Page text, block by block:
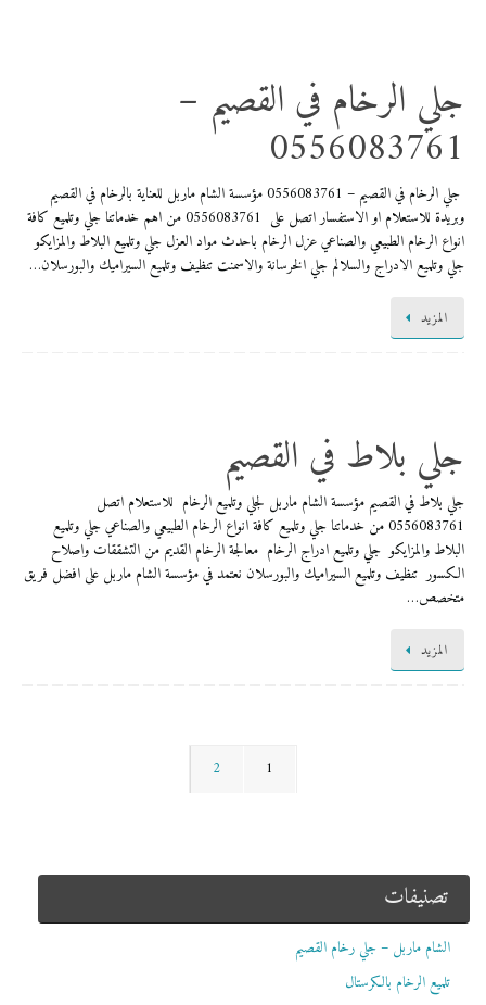
جلي الرخام في القصيم –
0556083761
جلي الرخام في القصيم – 0556083761 مؤسسة الشام ماربل للعناية بالرخام في القصيم
وبريدة للاستعلام او الاستفسار اتصل على 0556083761 من اهم خدماتنا جلي وتلميع كافة
انواع الرخام الطبيعي والصناعي عزل الرخام باحدث مواد العزل جلي وتلميع البلاط والمزايكو
جلي وتلميع الادراج والسلالم جلي الخرسانة والاسمنت تنظيف وتلميع السيراميك والبورسلان…
المزيد
جلي بلاط في القصيم
جلي بلاط في القصيم مؤسسة الشام ماربل لجلي وتلميع الرخام للاستعلام اتصل
0556083761 من خدماتنا جلي وتلميع كافة انواع الرخام الطبيعي والصناعي جلي وتلميع
البلاط والمزايكو جلي وتلميع ادراج الرخام معالجة الرخام القديم من التشققات واصلاح
الكسور تنظيف وتلميع السيراميك والبورسلان نعتمد في مؤسسة الشام ماربل على افضل فريق
متخصص…
المزيد
1
2
تصنيفات
الشام ماربل – جلي رخام القصيم
تلميع الرخام بالكرستال